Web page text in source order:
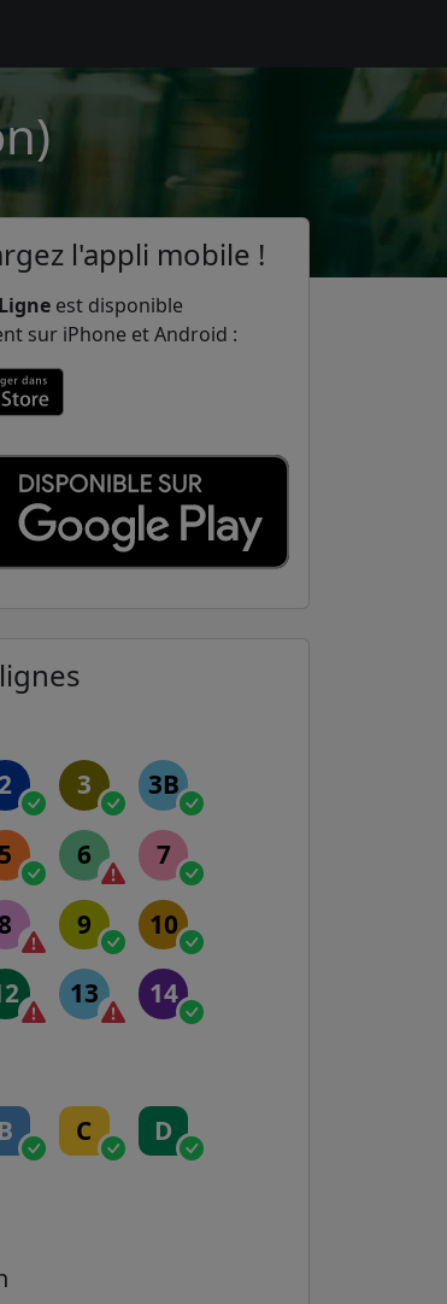
l'appli mobile !
est disponible
sur iPhone et Android :
2 3 3B
5 6 7
9 10
13 14
B C D